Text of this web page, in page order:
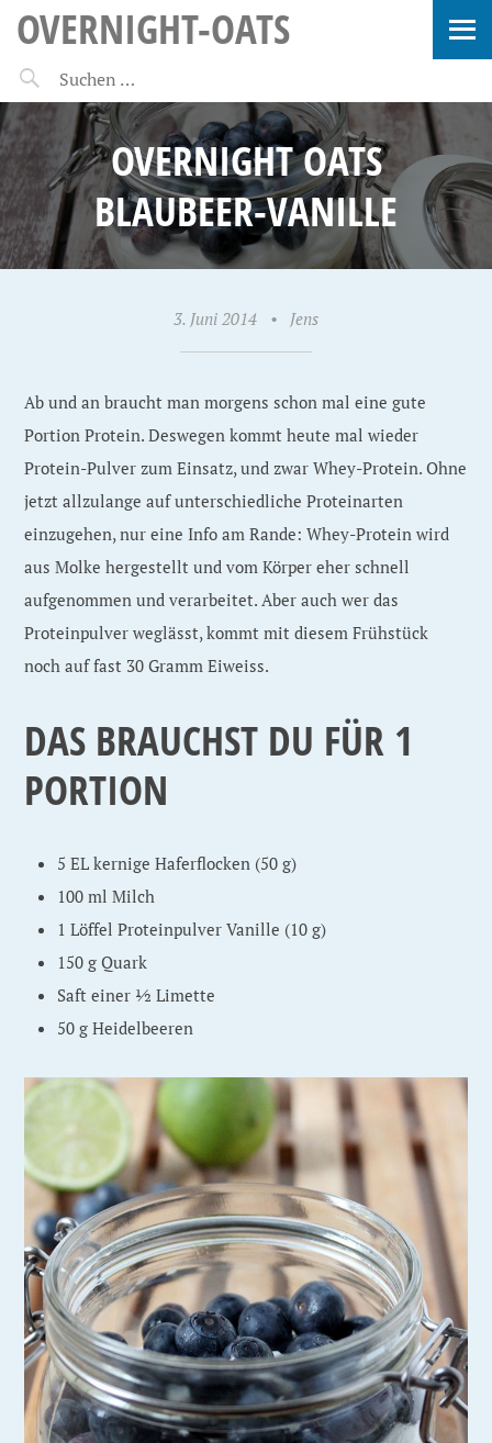
OVERNIGHT-OATS
OVERNIGHT OATS
BLAUBEER-VANILLE
3. Juni 2014 • Jens
Ab und an braucht man morgens schon mal eine gute
Portion Protein. Deswegen kommt heute mal wieder
Protein-Pulver zum Einsatz, und zwar Whey-Protein. Ohne
jetzt allzulange auf unterschiedliche Proteinarten
einzugehen, nur eine Info am Rande: Whey-Protein wird
aus Molke hergestellt und vom Körper eher schnell
aufgenommen und verarbeitet. Aber auch wer das
Proteinpulver weglässt, kommt mit diesem Frühstück
noch auf fast 30 Gramm Eiweiss.
DAS BRAUCHST DU FÜR 1
PORTION
5 EL kernige Haferflocken (50 g)
100 ml Milch
1 Löffel Proteinpulver Vanille (10 g)
150 g Quark
Saft einer ½ Limette
50 g Heidelbeeren